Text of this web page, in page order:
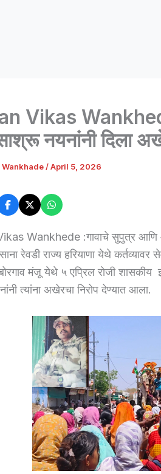
Vikas
नयनांनी दिला
Wankhade /April 5, 2026
Wankhede :गावाचे सुपुत्र आणि
रेवडी राज्य हरियाणा येथे
बोरगाव मंजू येथे ५ एप्रिल रोजी
त्यांना अखेरचा निरोप देण्यात आला.